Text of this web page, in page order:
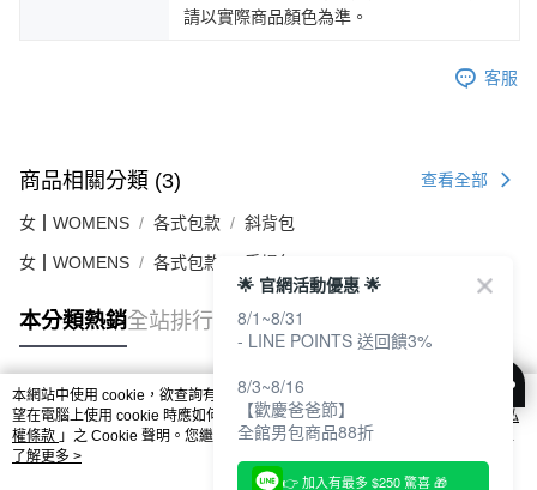
請以實際商品顏色為準。
客服
商品相關分類 (3) 查看全部
女┃WOMENS 各式包款 斜背包
女┃WOMENS 各式包款 手提包
本分類熱銷全站排行
熱門標籤
本網站中使用 cookie，欲查詢有關本網站使用 cookie 方式之詳情，及若您不希
望在電腦上使用 cookie 時應如何變更電腦的 cookie 設定，請參閱本網站「
隱私
權條款 」之 Cookie 聲明。您繼續使用本網站即表示您同意本公司得按本網站使
用條款之 Cookie 聲明使用 cookie。
了解更多 >
🌟 官網活動優惠 🌟
8/1~8/31
- LINE POINTS 送回饋3%
8/3~8/16
【歡慶爸爸節】
全館男包商品88折
👉 加入有最多 $250 驚喜 🎁